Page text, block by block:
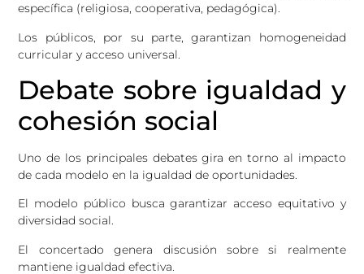
específica (religiosa, cooperativa, pedagógica).
Los públicos, por su parte, garantizan homogeneidad
curricular y acceso universal.
Debate sobre igualdad y
cohesión social
Uno de los principales debates gira en torno al impacto
de cada modelo en la igualdad de oportunidades.
El modelo público busca garantizar acceso equitativo y
diversidad social.
El concertado genera discusión sobre si realmente
mantiene igualdad efectiva.